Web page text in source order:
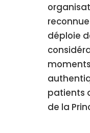
déploie
patients
de la